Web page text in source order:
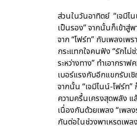
ส่วนในวันอาทิตย์ “เจมีไ
เป็นรอง” จากนั้นก็เข้าสู่
จาก “โฟร์ท” กับเพลงเพ
กระแทกใจคนฟัง “รักไม่
ระหว่างทาง” ทำเอากร
เบอร์แรงกับอีกแขกรับเ
จากนั้น “เจมีไนน์-โฟร์ท”
ความครื้นเครงสุดพลัง แ
เนื่องกันด้วยเพลง “เพ
กันต่อในช่วงพาเหรดเพ